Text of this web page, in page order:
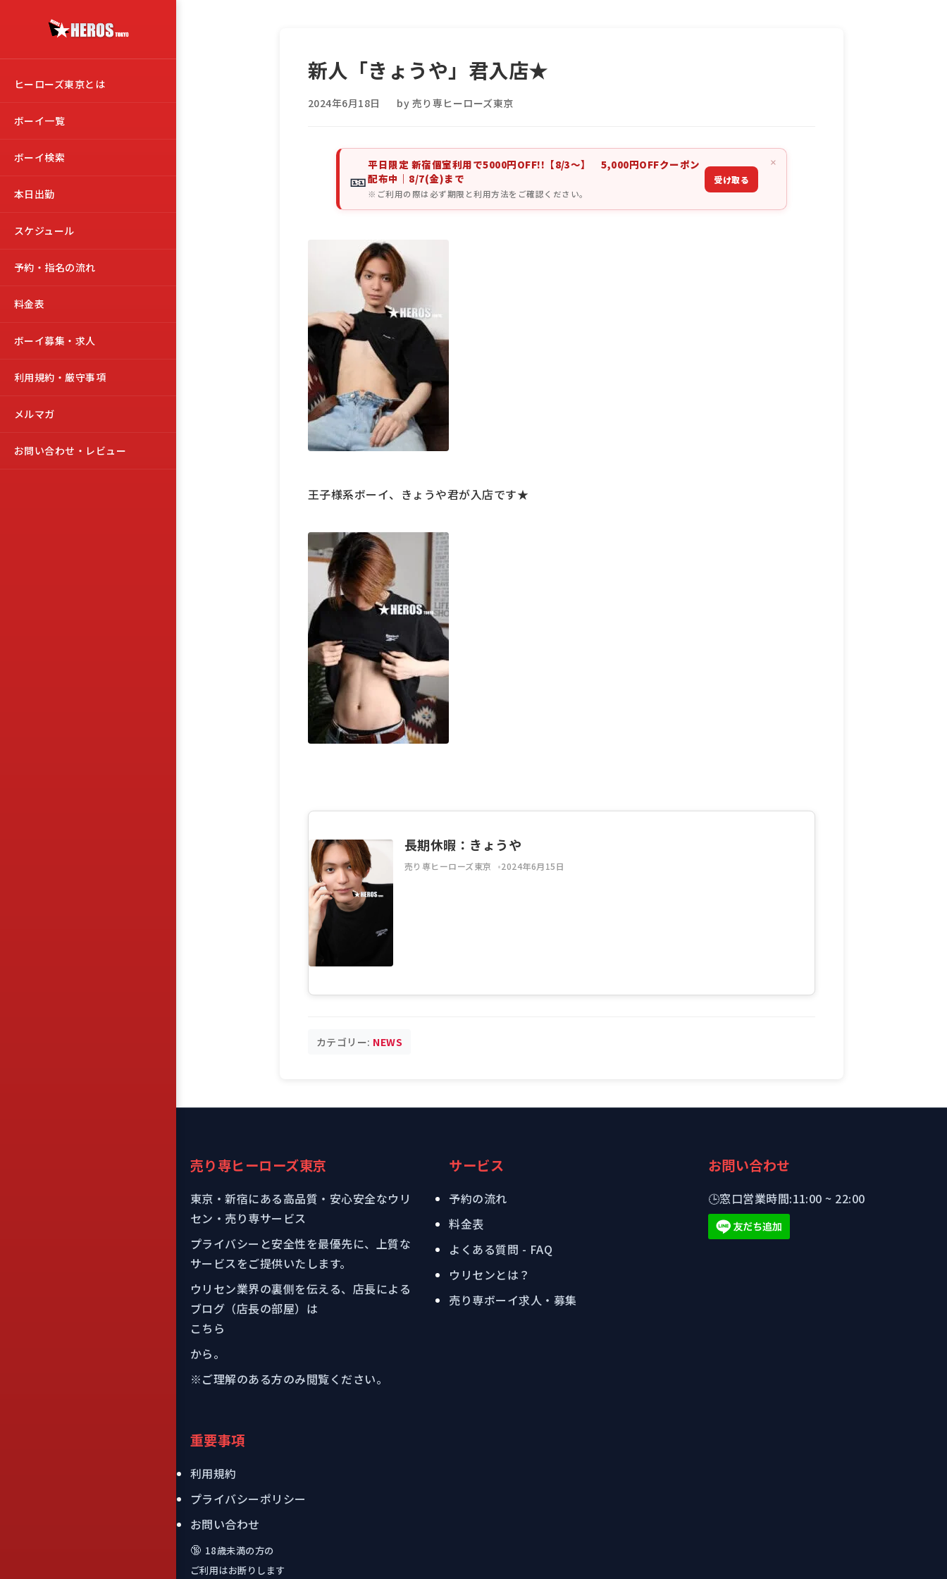
ヒーローズ東京とは
ボーイ一覧
ボーイ検索
本日出勤
スケジュール
予約・指名の流れ
料金表
ボーイ募集・求人
利用規約・厳守事項
メルマガ
お問い合わせ・レビュー
新人「きょうや」君入店★
2024年6月18日 by 売り専ヒーローズ東京
🎫
平日限定 新宿個室利用で5000円OFF!!【8/3～】 5,000円OFFクーポン
配布中｜8/7(金)まで
※ご利用の際は必ず期限と利用方法をご確認ください。
受け取る
×
王子様系ボーイ、きょうや君が入店です★
長期休暇：きょうや
売り専ヒーローズ東京 2024年6月15日
カテゴリー: NEWS
売り専ヒーローズ東京
東京・新宿にある高品質・安心安全なウリ
セン・売り専サービス
プライバシーと安全性を最優先に、上質な
サービスをご提供いたします。
ウリセン業界の裏側を伝える、店長による
ブログ（店長の部屋）は
こちら
から。
※ご理解のある方のみ閲覧ください。
サービス
予約の流れ
料金表
よくある質問 - FAQ
ウリセンとは？
売り専ボーイ求人・募集
お問い合わせ
🕒窓口営業時間:11:00 ~ 22:00
重要事項
利用規約
プライバシーポリシー
お問い合わせ
🔞 18歳未満の方の
ご利用はお断りします